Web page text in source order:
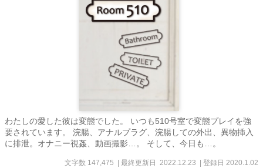
わたしの愛した彼は変態でした。 いつも510号室で変態プレイを強
要されています。 浣腸、アナルプラグ、浣腸しての外出、異物挿入
に排泄。オナニー視姦、動画撮影…。 そして、今日も…。
文字数 147,475 | 最終更新日 2022.12.23 | 登録日 2020.1.02